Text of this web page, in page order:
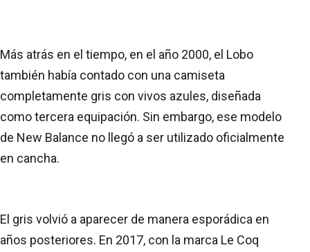
Más atrás en el tiempo, en el año 2000, el Lobo
también había contado con una camiseta
completamente gris con vivos azules, diseñada
como tercera equipación. Sin embargo, ese modelo
de New Balance no llegó a ser utilizado oficialmente
en cancha.
El gris volvió a aparecer de manera esporádica en
años posteriores. En 2017, con la marca Le Coq